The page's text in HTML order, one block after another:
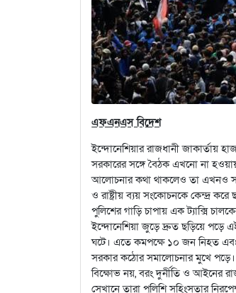
এফএনএস বিদেশ
ইন্দোনেশিয়ার রাজধানী জাকার্তায়
সরকারের সঙ্গে বৈঠক এখনো না
আলোচনার কথা থাকলেও তা এখনও
ও রাষ্ট্রীয় ব্যয় সংকোচনকে কেন্দ্র
পুলিশের গাড়ি চাপায় এক ট্যাক্সি
ইন্দোনেশিয়া জুড়ে দ্রুত ছড়িয়ে পড়ে
ঘটে। এতে কমপক্ষে ১০ জন নিহত এবং
সরকার কঠোর সমালোচনার মুখে পড়ে।
বিক্ষোভ নয়, বরং দুর্নীতি ও আইনের
সেখানে তারা পুলিশি সহিংসতার